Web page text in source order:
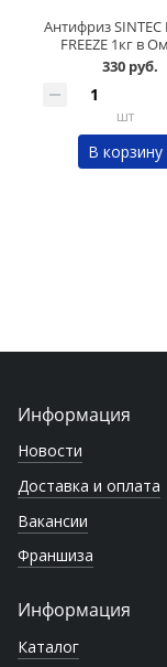
Антифриз SINTEC
FREEZE 1кг в
330 руб.
шт
В корзину
Информация
Новости
Доставка и оплата
Вакансии
Франшиза
Информация
Каталог